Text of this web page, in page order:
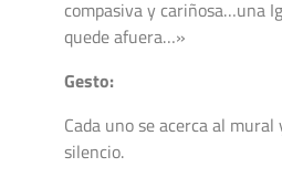
compasiva y cariñosa…una
quede afuera…»
Gesto:
Cada uno se acerca al
silencio.